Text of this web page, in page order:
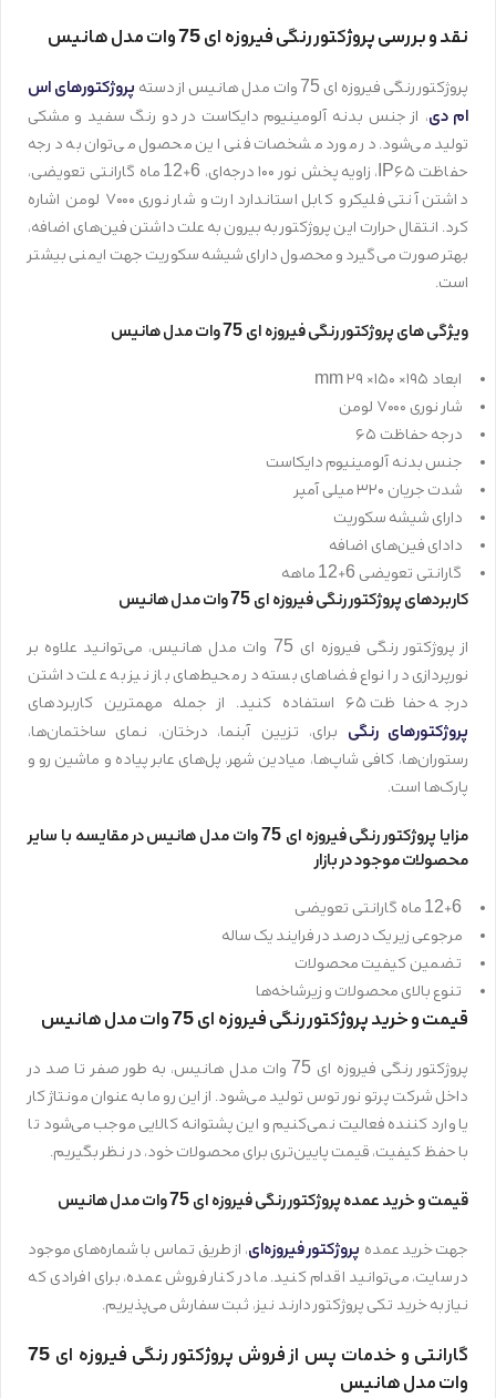
نقد و بررسی پروژکتور رنگی فیروزه ای 75 وات مدل هانیس
پروژکتور رنگی فیروزه ای 75 وات مدل هانیس از دسته
پروژکتورهای اس
ام دی، از جنس بدنه آلومینیوم دایکاست در دو رنگ سفید و مشکی
تولید می‌شود. در مورد مشخصات فنی این محصول می‌توان به درجه
حفاظت IP۶۵، زاویه پخش نور ۱۰۰ درجه‌ای، 6+12 ماه گارانتی تعویضی،
داشتن آنتی فلیکر و کابل استاندارد ارت و شار نوری ۷۰۰۰ لومن اشاره
کرد. انتقال حرارت این پروژکتور به بیرون به علت داشتن فین‌های اضافه،
بهتر صورت می‌گیرد و محصول دارای شیشه سکوریت جهت ایمنی بیشتر
است.
ویژگی های پروژکتور رنگی فیروزه ای 75 وات مدل هانیس
ابعاد ۱۹۵× ۱۵۰× ۲۹ mm
شار نوری ۷۰۰۰ لومن
درجه حفاظت ۶۵
جنس بدنه آلومینیوم دایکاست
شدت جریان ۳۲۰ میلی آمپر
دارای شیشه سکوریت
دادای فین‌های اضافه
گارانتی تعویضی 6+12 ماهه
کاربردهای پروژکتور رنگی فیروزه ای 75 وات مدل هانیس
از پروژکتور رنگی فیروزه ای 75 وات مدل هانیس، می‌توانید علاوه بر
نورپردازی در انواع فضاهای بسته در محیط‌های باز نیز به علت داشتن
درجه حفاظت ۶۵ استفاده کنید. از جمله مهمترین کاربردهای
پروژکتورهای رنگی برای، تزیین آبنما، درختان، نمای ساختمان‌ها،
رستوران‌ها، کافی شاپ‌ها، میادین شهر، پل‌های عابر پیاده و ماشین رو و
پارک‌ها است.
مزایا پروژکتور رنگی فیروزه ای 75 وات مدل هانیس در مقایسه با سایر
محصولات موجود در بازار
ماه گارانتی تعویضی
مرجوعی زیر یک درصد در فرایند یک ساله
تضمین کیفیت محصولات
تنوع بالای محصولات و زیرشاخه‌ها
قیمت و خرید پروژکتور رنگی فیروزه ای 75 وات مدل هانیس
پروژکتور رنگی فیروزه ای 75 وات مدل هانیس، به طور صفر تا صد در
داخل شرکت پرتو نور توس تولید می‌شود. از این رو ما به عنوان مونتاژ کار
یا وارد کننده فعالیت نمی‌کنیم و این پشتوانه کالایی موجب می‌شود تا
با حفظ کیفیت، قیمت پایین‌تری برای محصولات خود، در نظر بگیریم.
قیمت و خرید عمده پروژکتور رنگی فیروزه ای 75 وات مدل هانیس
جهت خرید عمده پروژکتور فیروزه‌ای، از طریق تماس با شماره‌های موجود
در سایت، می‌توانید اقدام کنید. ما در کنار فروش عمده، برای افرادی که
نیاز به خرید تکی پروژکتور دارند نیز، ثبت سفارش می‌پذیریم.
گارانتی و خدمات پس از فروش پروژکتور رنگی فیروزه ای 75
وات مدل هانیس